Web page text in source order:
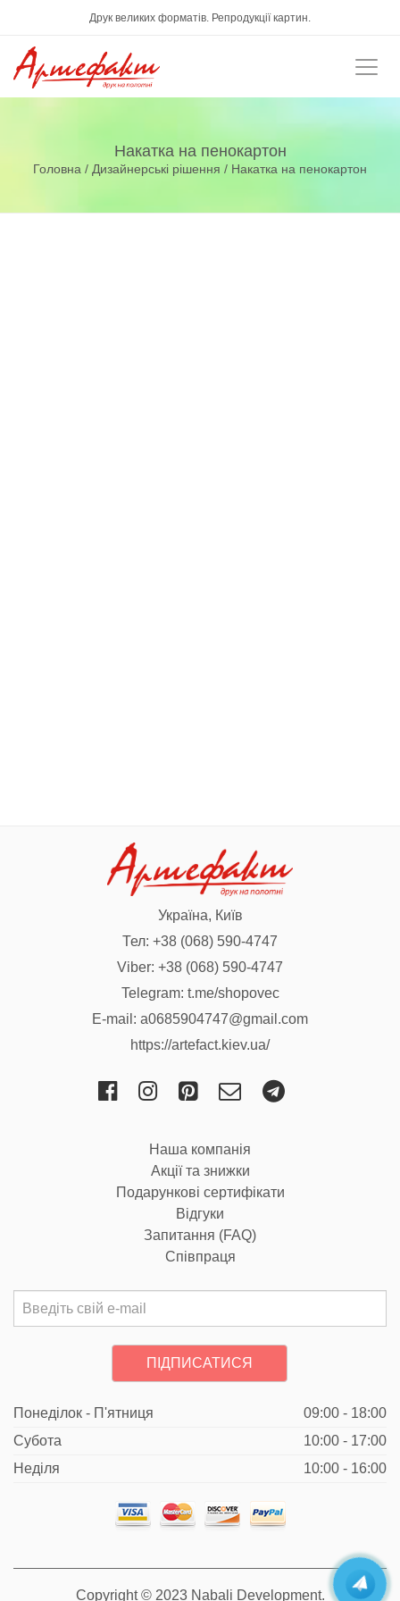
Друк великих форматів. Репродукції картин.
Накатка на пенокартон
Головна / Дизайнерські рішення / Накатка на пенокартон
Україна, Київ
Тел: +38 (068) 590-4747
Viber: +38 (068) 590-4747
Telegram: t.me/shopovec
E-mail: a0685904747@gmail.com
https://artefact.kiev.ua/
Наша компанія
Акції та знижки
Подарункові сертифікати
Відгуки
Запитання (FAQ)
Співпраця
ПІДПИСАТИСЯ
Понеділок - П'ятниця
09:00 - 18:00
Субота
10:00 - 17:00
Неділя
10:00 - 16:00
Copyright © 2023 Nabali Development.